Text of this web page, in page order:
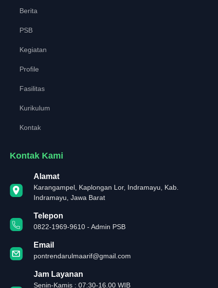
Berita
PSB
Kegiatan
Profile
Fasilitas
Kurikulum
Kontak
Kontak Kami
Alamat
Karangampel, Kaplongan Lor, Indramayu, Kab.
Indramayu, Jawa Barat
Telepon
0822-1969-9610 - Admin PSB
Email
pontrendarulmaarif@gmail.com
Jam Layanan
Senin-Kamis : 07:30-16.00 WIB